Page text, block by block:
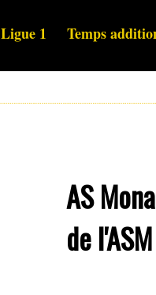
Ligue 1 Temps
AS
de l'ASM